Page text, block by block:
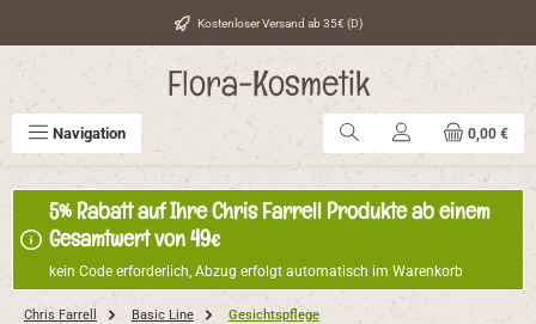
Zum Hauptinhalt springen Kostenloser Versand ab 35€ (D)
Flora-Kosmetik
Navigation 0,00 €
5% Rabatt auf Ihre Chris Farrell Produkte ab einem
Gesamtwert von 49€
kein Code erforderlich, Abzug erfolgt automatisch im Warenkorb
Chris Farrell Basic Line Gesichtspflege